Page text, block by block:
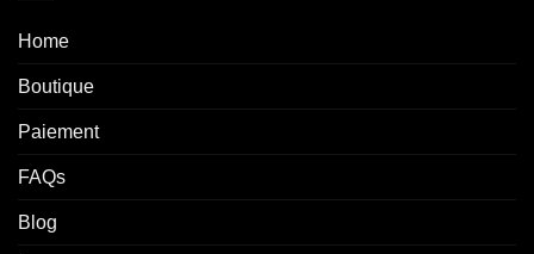
Home
Boutique
Paiement
FAQs
Blog